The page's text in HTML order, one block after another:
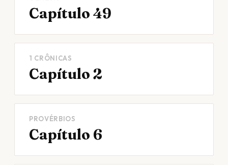
Capítulo 49
1 CRÔNICAS
Capítulo 2
PROVÉRBIOS
Capítulo 6